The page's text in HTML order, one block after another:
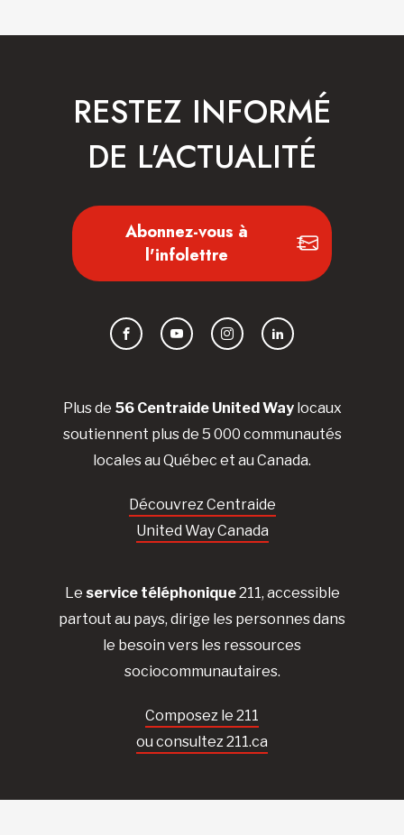
Plus de 56 Centraide United Waylocaux
soutiennent plus de 5 000 communautés
locales au Québec et au Canada.
Découvrez Centraide
United Way Canada
Le service téléphonique211, accessible
partout au pays, dirige les personnes dans
le besoin vers les ressources
sociocommunautaires.
Composez le 211
ou consultez 211.ca
RESTEZ INFORMÉ
DE L'ACTUALITÉ
Abonnez-vous à
l'infolettre
FacebookYouTubeInstagramLinkedIn